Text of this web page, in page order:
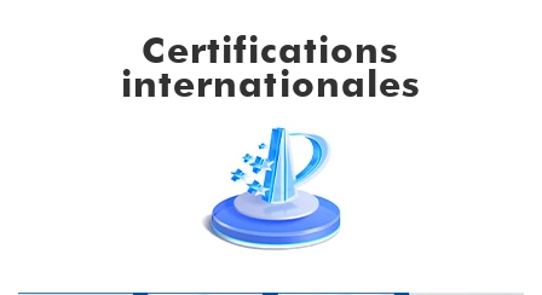
Certifications
internationales